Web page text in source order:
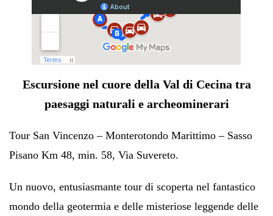
Escursione nel cuore della Val di Cecina tra
paesaggi naturali e archeominerari
Tour San Vincenzo – Monterotondo Marittimo – Sasso
Pisano Km 48, min. 58, Via Suvereto.
Un nuovo, entusiasmante tour di scoperta nel fantastico
mondo della geotermia e delle misteriose leggende delle